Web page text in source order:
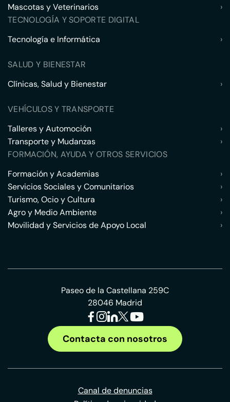
Mascotas y Veterinarios
›
TECNOLOGÍA Y SOPORTE DIGITAL
Tecnología e Informática
›
SALUD Y BIENESTAR
Clínicas, Salud y Bienestar
›
VEHÍCULOS Y TRANSPORTE
Talleres y Automoción
›
Transporte y Mudanzas
›
FORMACIÓN, AYUDA Y OTROS SERVICIOS
Formación y Academias
›
Servicios Sociales y Comunitarios
›
Turismo, Ocio y Cultura
›
Agro y Medio Ambiente
›
Movilidad y Servicios de Apoyo Local
›
Paseo de la Castellana 259C
28046 Madrid
Contacta con nosotros
Canal de denuncias